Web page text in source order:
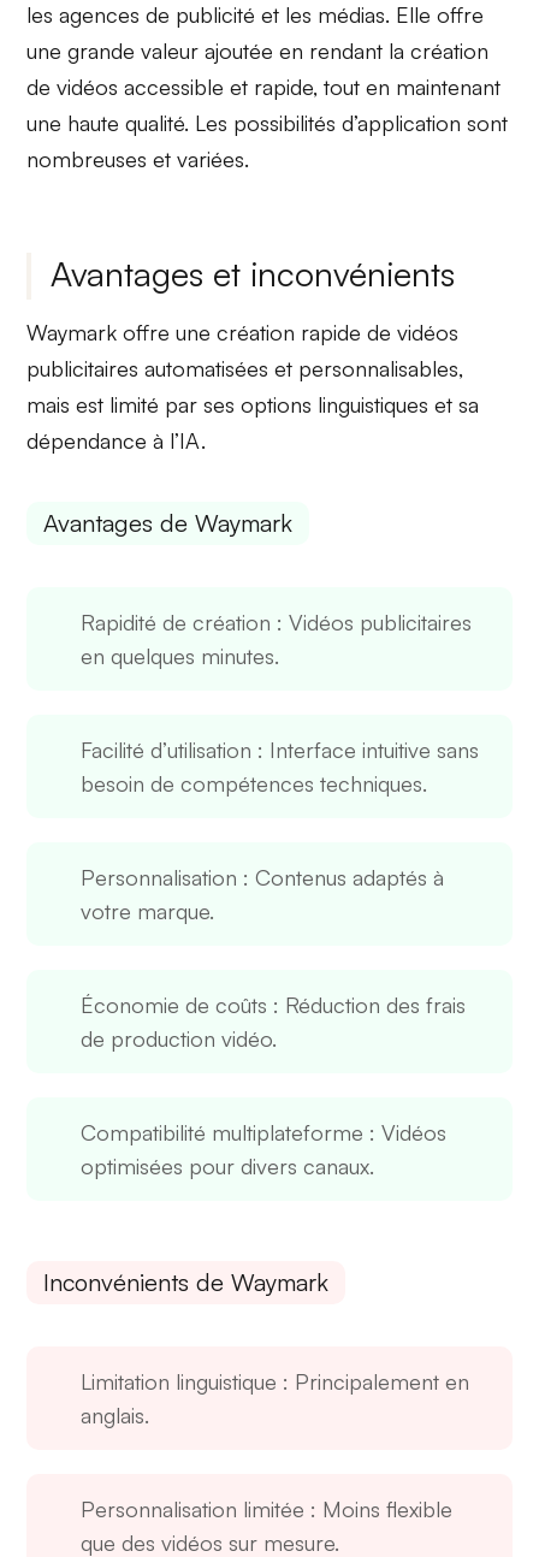
lesagences de publicité et les médias. Elle offre
une grande valeur ajoutée en rendant la création
de vidéos accessible et rapide, tout en maintenant
une haute qualité. Les possibilités d’application sont
nombreuses et variées.
Avantages et inconvénients
Waymark offre une création rapide de vidéos
publicitaires automatisées et personnalisables,
mais est limité par ses options linguistiques et sa
dépendance à l’IA.
Avantages de Waymark
Rapidité de création : Vidéos publicitaires
en quelques minutes.
Facilité d’utilisation : Interface intuitive sans
besoin de compétences techniques.
Personnalisation : Contenus adaptés à
votre marque.
Économie de coûts : Réduction des frais
de production vidéo.
Compatibilité multiplateforme : Vidéos
optimisées pour divers canaux.
Inconvénients de Waymark
Limitation linguistique : Principalement en
anglais.
Personnalisation limitée : Moins flexible
que des vidéos sur mesure.